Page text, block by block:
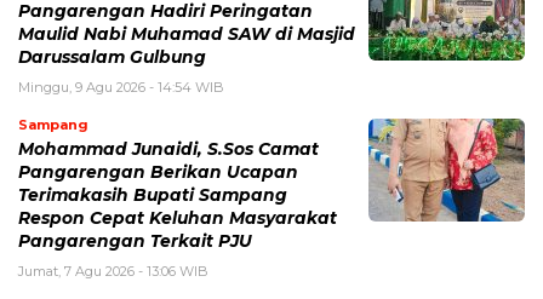
Pangarengan Hadiri Peringatan
Maulid Nabi Muhamad SAW di Masjid
Darussalam Gulbung
Minggu, 9 Agu 2026 - 14:54 WIB
Sampang
Mohammad Junaidi, S.Sos Camat
Pangarengan Berikan Ucapan
Terimakasih Bupati Sampang
Respon Cepat Keluhan Masyarakat
Pangarengan Terkait PJU
Jumat, 7 Agu 2026 - 13:06 WIB